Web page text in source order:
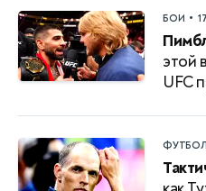
БОИ •
этой
UFC
ФУТБОЛ